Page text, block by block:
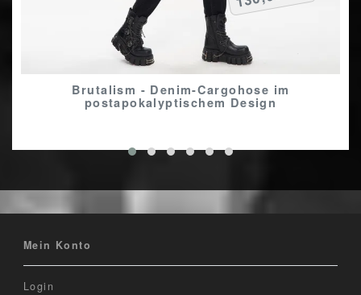
Brutalism - Denim-Cargohose im
postapokalyptischem Design
Mein Konto
Login